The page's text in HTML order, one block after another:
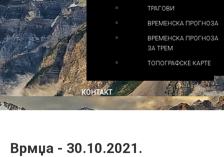
ТРАГОВИ
ВРЕМЕНСКА ПРОГНОЗА
ВРЕМЕНСКА ПРОГНОЗА
ЗА ТРЕМ
ТОПОГРАФСКЕ КАРТЕ
КОНТАКТ
Врмџа - 30.10.2021.